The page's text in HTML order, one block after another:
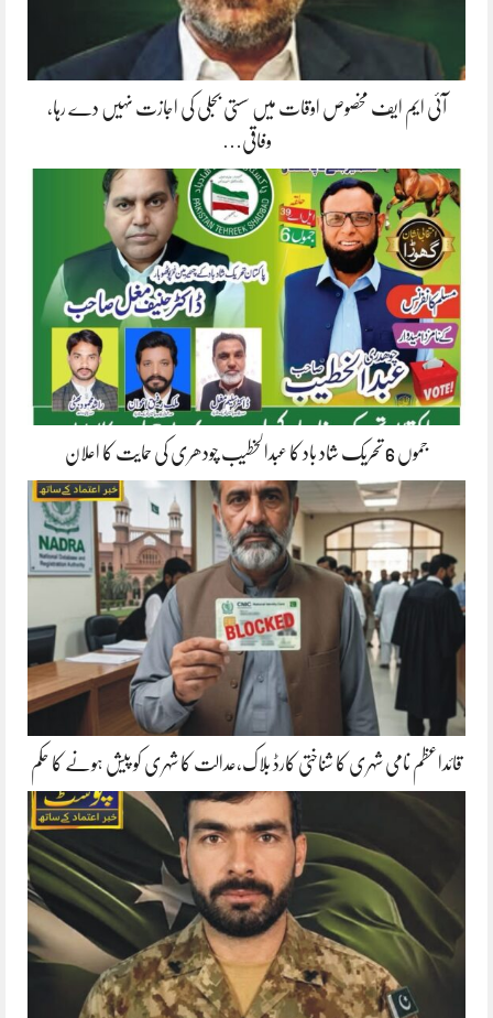
آئی ایم ایف مخصوص اوقات میں سستی بجلی کی اجازت نہیں دے رہا،
وفاقی…
جموں 6 تحریک شاد باد کا عبدالخطیب چودھری کی حمایت کا اعلان
قائداعظم نامی شہری کا شناختی کارڈ بلاک،عدالت کا شہری کو پیش ہونے کا حکم